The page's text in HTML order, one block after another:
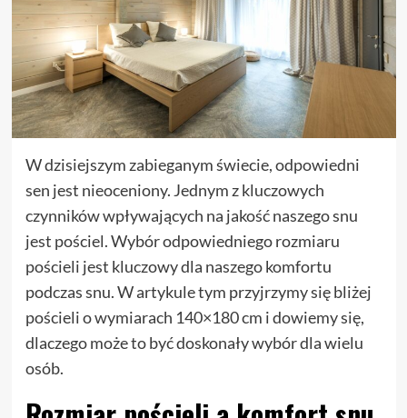
W dzisiejszym zabieganym świecie, odpowiedni
sen jest nieoceniony. Jednym z kluczowych
czynników wpływających na jakość naszego snu
jest pościel. Wybór odpowiedniego rozmiaru
pościeli jest kluczowy dla naszego komfortu
podczas snu. W artykule tym przyjrzymy się bliżej
pościeli o wymiarach 140×180 cm i dowiemy się,
dlaczego może to być doskonały wybór dla wielu
osób.